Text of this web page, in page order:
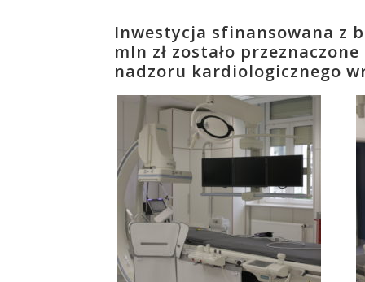
Inwestycja sfinansowana z
mln zł zostało
nadzoru kardiologicznego